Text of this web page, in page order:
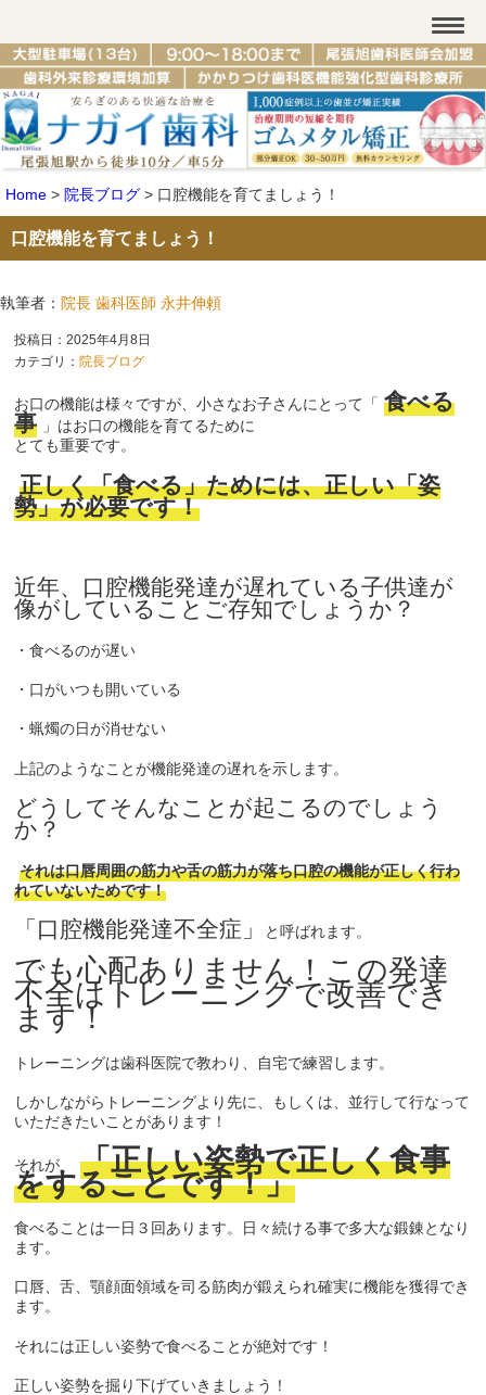
Home > 院長ブログ > 口腔機能を育てましょう！
口腔機能を育てましょう！
執筆者： 院長 歯科医師 永井伸頼
投稿日：2025年4月8日
カテゴリ： 院長ブログ
お口の機能は様々ですが、小さなお子さんにとって「 食べる
事
」はお口の機能を育てるために
とても重要です。
正しく「食べる」ためには、正しい「姿
勢」が必要です！
近年、口腔機能発達が遅れている子供達が
像がしていることご存知でしょうか？
・食べるのが遅い
・口がいつも開いている
・蝋燭の日が消せない
上記のようなことが機能発達の遅れを示します。
どうしてそんなことが起こるのでしょう
か？
それは口唇周囲の筋力や舌の筋力が落ち口腔の機能が正しく行わ
れていないためです！
「口腔機能発達不全症」 と呼ばれます。
でも心配ありません！この発達
不全はトレーニングで改善でき
ます！
トレーニングは歯科医院で教わり、自宅で練習します。
しかしながらトレーニングより先に、もしくは、並行して行なって
いただきたいことがあります！
それが、 「正しい姿勢で正しく食事
をすることです！」
食べることは一日３回あります。日々続ける事で多大な鍛錬となり
ます。
口唇、舌、顎顔面領域を司る筋肉が鍛えられ確実に機能を獲得でき
ます。
それには正しい姿勢で食べることが絶対です！
正しい姿勢を掘り下げていきましょう！